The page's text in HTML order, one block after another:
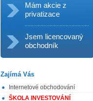
Mám akcie z
privatizace
Jsem licencovaný
obchodník
Zajímá Vás
Internetové obchodování
ŠKOLA INVESTOVÁNÍ